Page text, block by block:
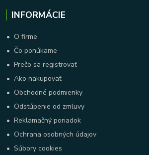
INFORMÁCIE
• O firme
• Čo ponúkame
•Prečo sa registrovať
•Ako nakupovať
• Obchodné podmienky
• Odstúpenie od zmluvy
•Reklamačný poriadok
• Ochrana osobných údajov
•Súbory cookies